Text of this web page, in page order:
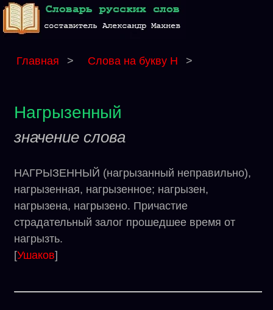
Главная > Слова на букву Н >
Нагрызенный
значение слова
НАГРЫЗЕННЫЙ (нагрызанный неправильно),
нагрызенная, нагрызенное; нагрызен,
нагрызена, нагрызено. Причастие
страдательный залог прошедшее время от
нагрызть.
[Ушаков]